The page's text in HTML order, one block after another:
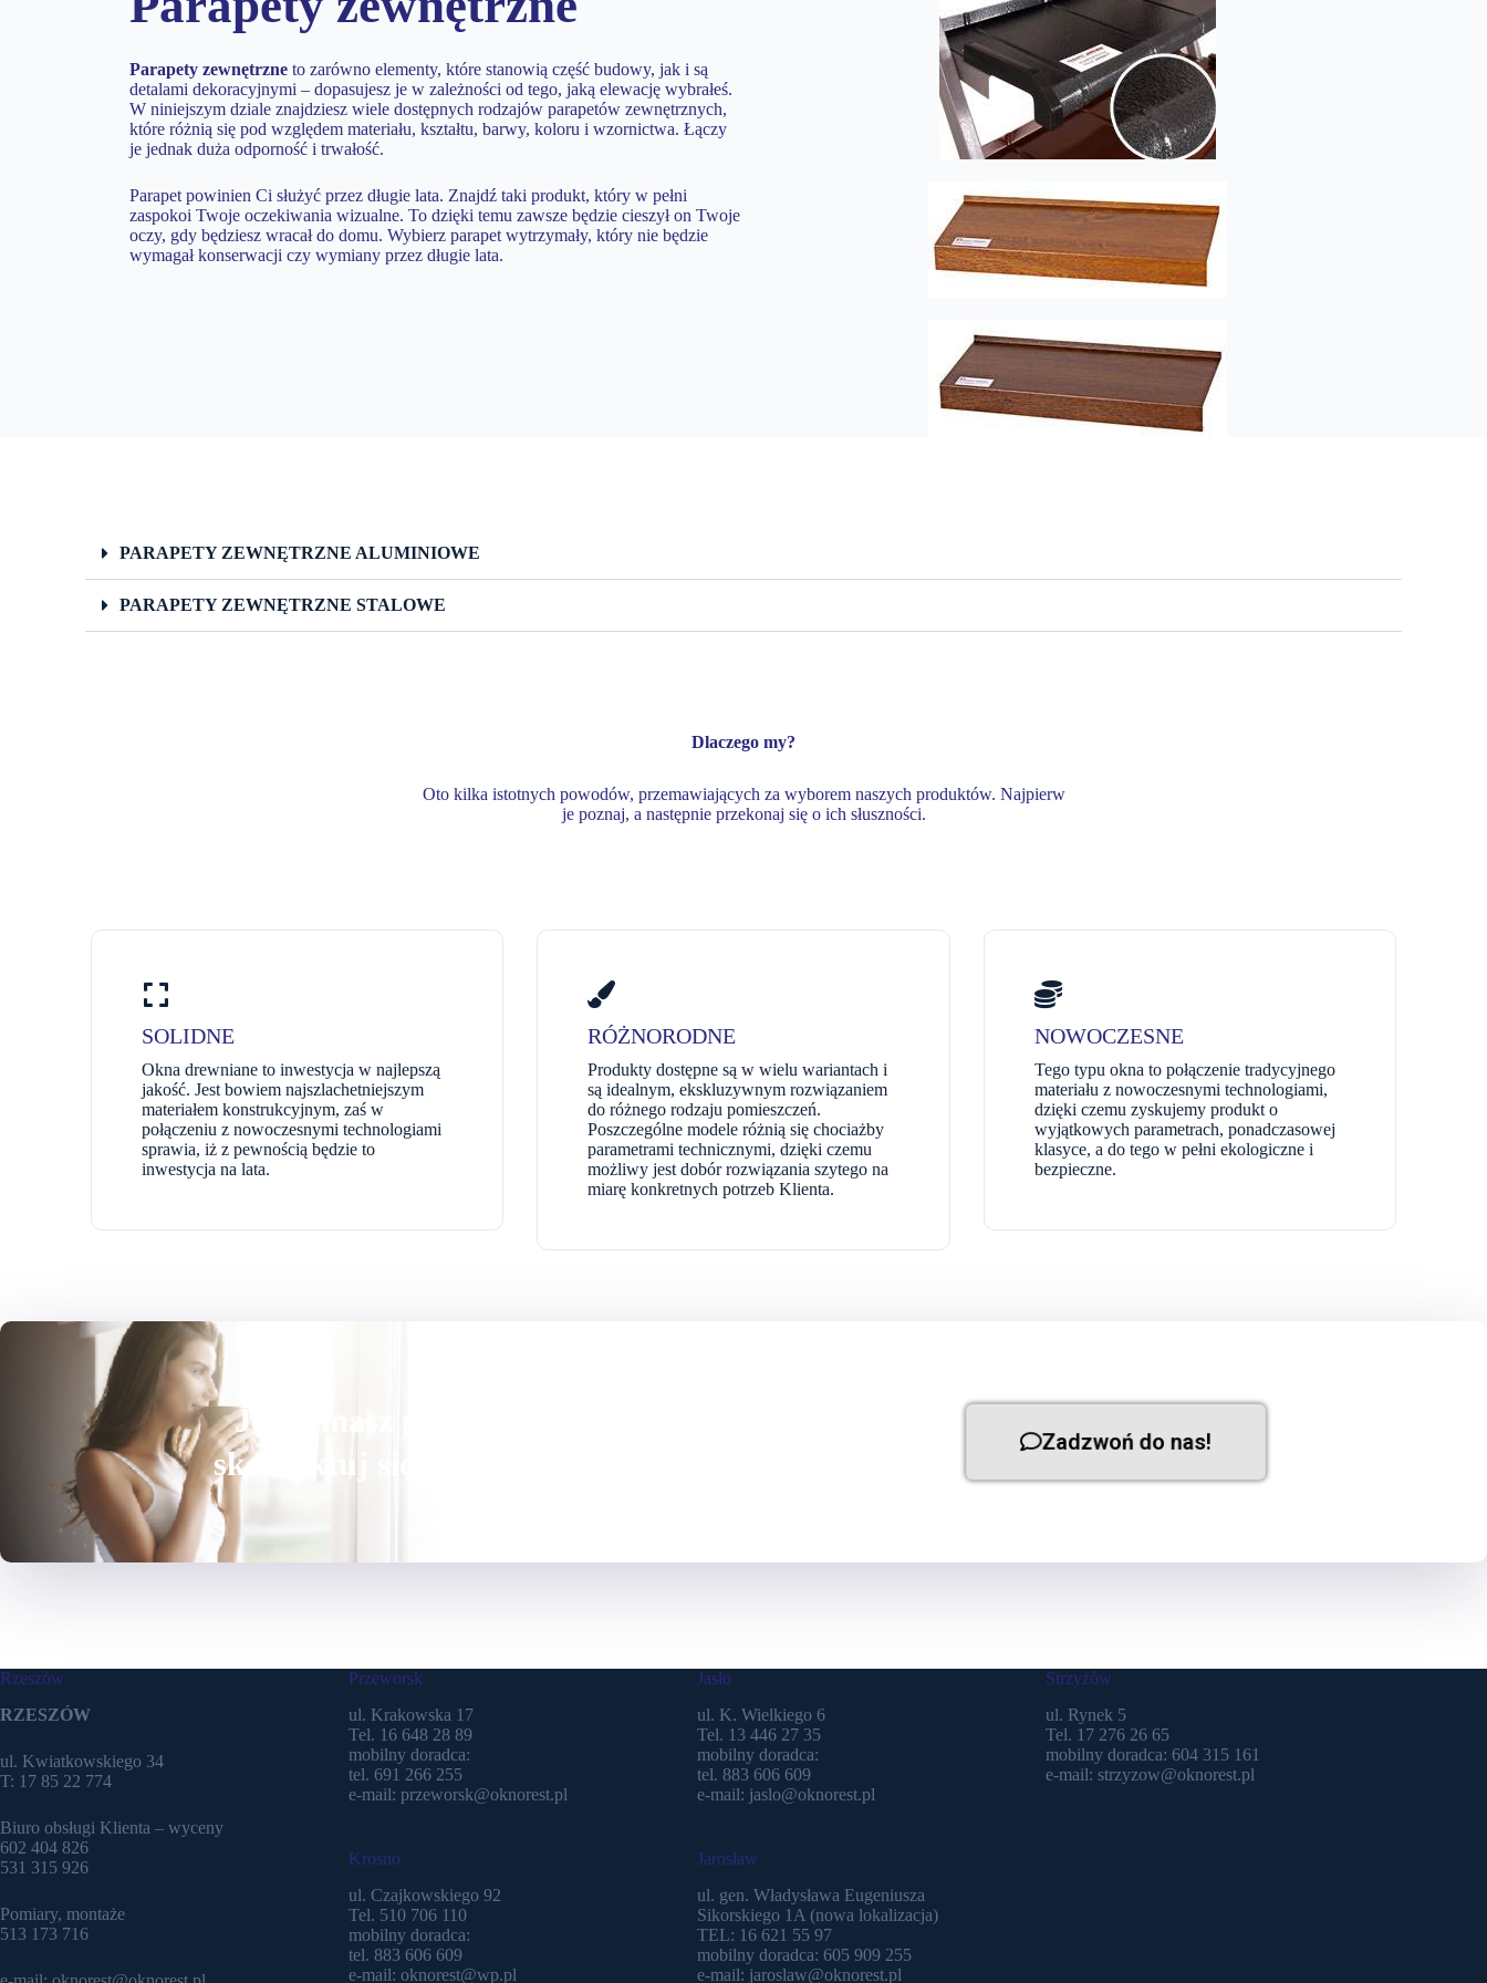
Parapety zewnętrzne to zarówno elementy, które stanowią część budowy, jak i są
detalami dekoracyjnymi – dopasujesz je w zależności od tego, jaką elewację wybrałeś.
W niniejszym dziale znajdziesz wiele dostępnych rodzajów parapetów zewnętrznych,
które różnią się pod względem materiału, kształtu, barwy, koloru i wzornictwa. Łączy
je jednak duża odporność i trwałość.
Parapet powinien Ci służyć przez długie lata. Znajdź taki produkt, który w pełni
zaspokoi Twoje oczekiwania wizualne. To dzięki temu zawsze będzie cieszył on Twoje
oczy, gdy będziesz wracał do domu. Wybierz parapet wytrzymały, który nie będzie
wymagał konserwacji czy wymiany przez długie lata.
PARAPETY ZEWNĘTRZNE ALUMINIOWE
PARAPETY ZEWNĘTRZNE STALOWE
Dlaczego my?
Oto kilka istotnych powodów, przemawiających za wyborem naszych produktów. Najpierw
je poznaj, a następnie przekonaj się o ich słuszności.
SOLIDNE
Okna drewniane to inwestycja w najlepszą
jakość. Jest bowiem najszlachetniejszym
materiałem konstrukcyjnym, zaś w
połączeniu z nowoczesnymi technologiami
sprawia, iż z pewnością będzie to
inwestycja na lata.
RÓŻNORODNE
Produkty dostępne są w wielu wariantach i
są idealnym, ekskluzywnym rozwiązaniem
do różnego rodzaju pomieszczeń.
Poszczególne modele różnią się chociażby
parametrami technicznymi, dzięki czemu
możliwy jest dobór rozwiązania szytego na
miarę konkretnych potrzeb Klienta.
NOWOCZESNE
Tego typu okna to połączenie tradycyjnego
materiału z nowoczesnymi technologiami,
dzięki czemu zyskujemy produkt o
wyjątkowych parametrach, ponadczasowej
klasyce, a do tego w pełni ekologiczne i
bezpieczne.
Jeżeli masz pytania
skontaktuj się z nami!
Zadzwoń do nas!
Rzeszów
RZESZÓW
ul. Kwiatkowskiego 34
T: 17 85 22 774
Biuro obsługi Klienta – wyceny
602 404 826
531 315 926
Pomiary, montaże
513 173 716
Przeworsk
ul. Krakowska 17
Tel. 16 648 28 89
mobilny doradca:
tel. 691 266 255
e-mail: przeworsk@oknorest.pl
Krosno
ul. Czajkowskiego 92
Tel. 510 706 110
mobilny doradca:
tel. 883 606 609
e-mail: oknorest@wp.pl
Jasło
ul. K. Wielkiego 6
Tel. 13 446 27 35
mobilny doradca:
tel. 883 606 609
e-mail: jaslo@oknorest.pl
Jarosław
ul. gen. Władysława Eugeniusza
Sikorskiego 1A (nowa lokalizacja)
TEL: 16 621 55 97
mobilny doradca: 605 909 255
e-mail: jaroslaw@oknorest.pl
Strzyżów
ul. Rynek 5
Tel. 17 276 26 65
mobilny doradca: 604 315 161
e-mail: strzyzow@oknorest.pl